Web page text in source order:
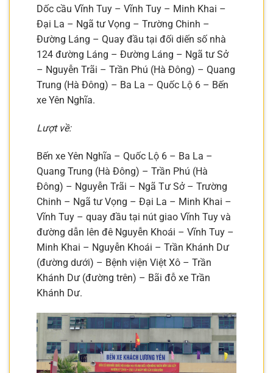
Dốc cầu Vĩnh Tuy – Vĩnh Tuy – Minh Khai –
Đại La – Ngã tư Vọng – Trường Chinh –
Đường Láng – Quay đầu tại đối diến số nhà
124 đường Láng – Đường Láng – Ngã tư Sở
– Nguyễn Trãi – Trần Phú (Hà Đông) – Quang
Trung (Hà Đông) – Ba La – Quốc Lộ 6 – Bến
xe Yên Nghĩa.
Lượt về:
Bến xe Yên Nghĩa – Quốc Lộ 6 – Ba La –
Quang Trung (Hà Đông) – Trần Phú (Hà
Đông) – Nguyễn Trãi – Ngã Tư Sở – Trường
Chinh – Ngã tư Vọng – Đại La – Minh Khai –
Vĩnh Tuy – quay đầu tại nút giao Vĩnh Tuy và
đường dẫn lên đê Nguyễn Khoái – Vĩnh Tuy –
Minh Khai – Nguyễn Khoái – Trần Khánh Dư
(đường dưới) – Bệnh viện Việt Xô – Trần
Khánh Dư (đường trên) – Bãi đỗ xe Trần
Khánh Dư.